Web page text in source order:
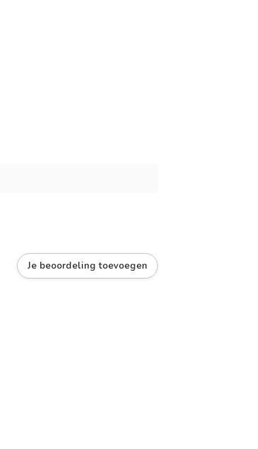
Je beoordeling toevoegen